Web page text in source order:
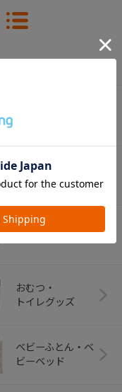
抱っこひも
（子守帯）
おしゃぶり
おむつ・
トイレグッズ
ベビーふとん・ベ
ビーベッド